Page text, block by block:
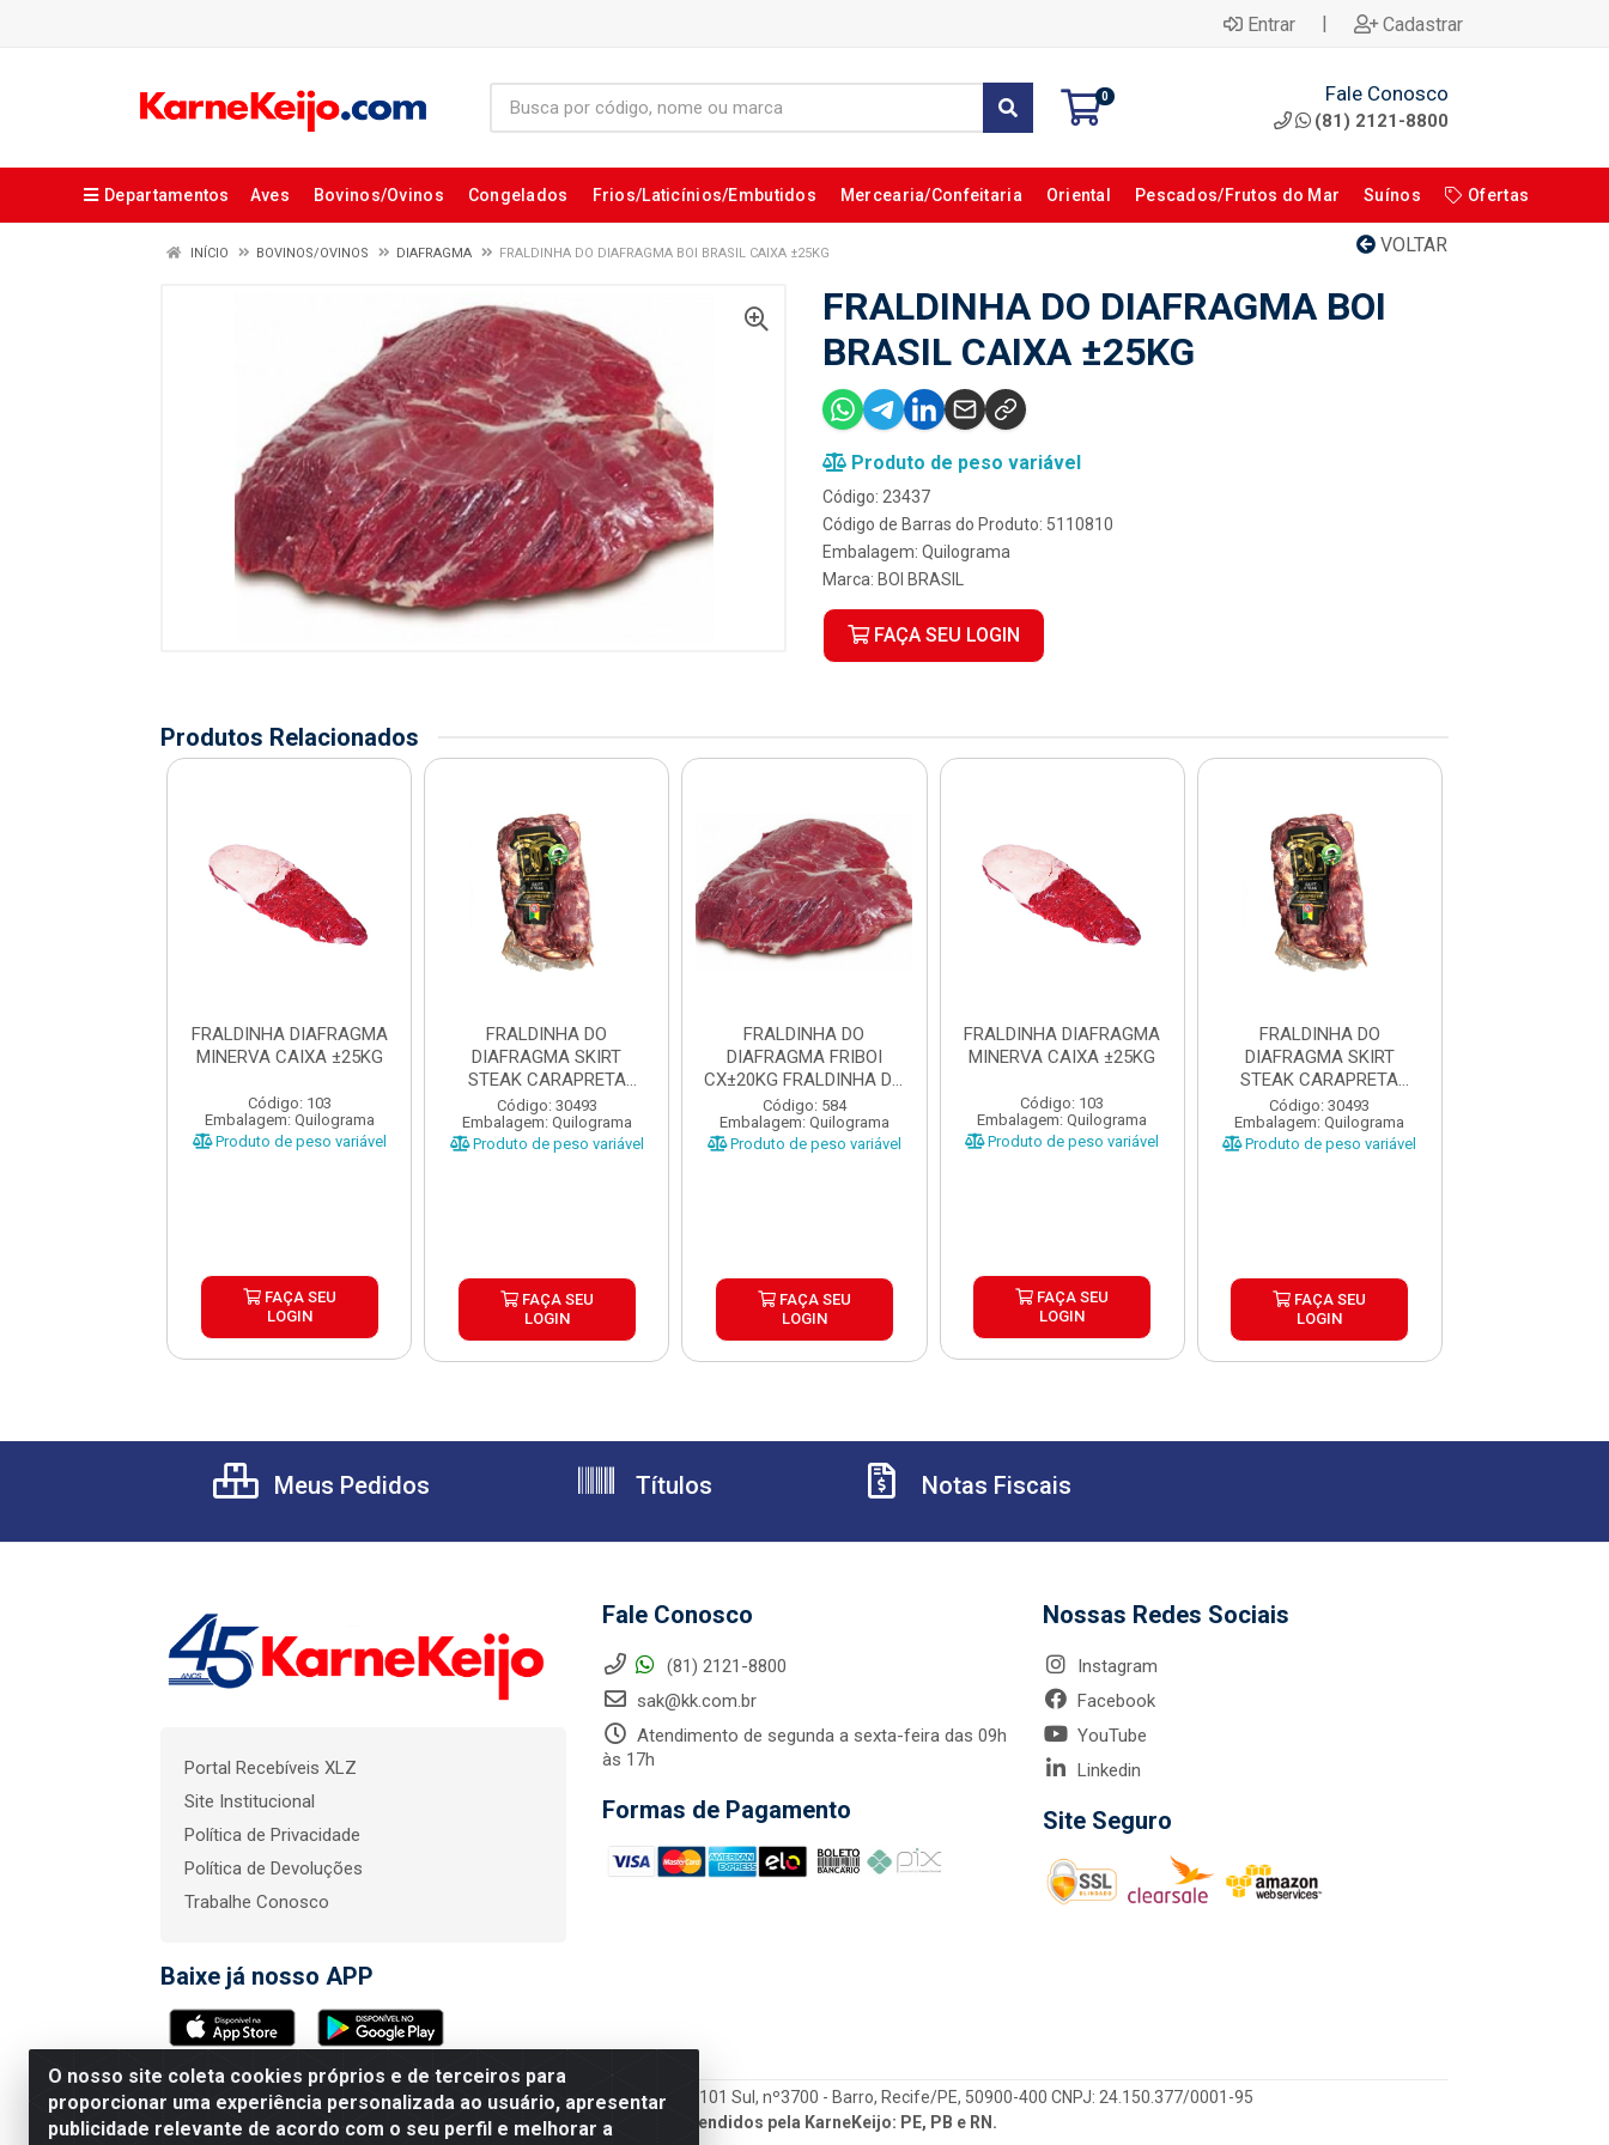
Entrar | Cadastrar
0 Fale Conosco
(81) 2121-8800
Departamentos Aves Bovinos/Ovinos Congelados Frios/Laticínios/Embutidos Mercearia/Confeitaria Oriental Pescados/Frutos do Mar Suínos Ofertas
VOLTAR
INÍCIO BOVINOS/OVINOS DIAFRAGMA FRALDINHA DO DIAFRAGMA BOI BRASIL CAIXA ±25KG
FRALDINHA DO DIAFRAGMA BOI
BRASIL CAIXA ±25KG
Produto de peso variável
Código: 23437
Código de Barras do Produto: 5110810
Embalagem: Quilograma
Marca: BOI BRASIL
FAÇA SEU LOGIN
Produtos Relacionados
FRALDINHA DIAFRAGMA
MINERVA CAIXA ±25KG
Código: 103
Embalagem: Quilograma
Produto de peso variável
FAÇA SEU
LOGIN
FRALDINHA DO
DIAFRAGMA SKIRT
STEAK CARAPRETA
CAIXA ±15KG
Código: 30493
Embalagem: Quilograma
Produto de peso variável
FAÇA SEU
LOGIN
FRALDINHA DO
DIAFRAGMA FRIBOI
CX±20KG FRALDINHA DO
DIAFRAGMA...
Código: 584
Embalagem: Quilograma
Produto de peso variável
FAÇA SEU
LOGIN
FRALDINHA DIAFRAGMA
MINERVA CAIXA ±25KG
Código: 103
Embalagem: Quilograma
Produto de peso variável
FAÇA SEU
LOGIN
FRALDINHA DO
DIAFRAGMA SKIRT
STEAK CARAPRETA
CAIXA ±15KG
Código: 30493
Embalagem: Quilograma
Produto de peso variável
FAÇA SEU
LOGIN
O nosso site coleta cookies próprios e de terceiros para
proporcionar uma experiência personalizada ao usuário, apresentar
publicidade relevante de acordo com o seu perfil e melhorar a
Meus Pedidos Títulos Notas Fiscais
Portal Recebíveis XLZ
Site Institucional
Política de Privacidade
Política de Devoluções
Trabalhe Conosco
Baixe já nosso APP
Fale Conosco
(81) 2121-8800
sak@kk.com.br
Atendimento de segunda a sexta-feira das 09h
às 17h
Formas de Pagamento
Nossas Redes Sociais
Instagram
Facebook
YouTube
Linkedin
Site Seguro
KarneKeijo Logistica Integrada LTDA - Rod. Br-101 Sul, nº3700 - Barro, Recife/PE, 50900-400 CNPJ: 24.150.377/0001-95
Estados atendidos pela KarneKeijo: PE, PB e RN.